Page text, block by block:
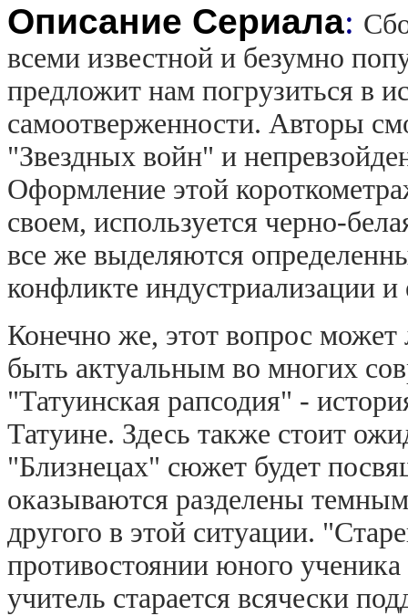
Описание Сериала:
всеми известной и безумно
предложит нам погрузиться в
самоотверженности. Авторы
"Звездных войн" и
Оформление этой
своем, используется черно-
все же выделяются
конфликте индустриализации и
Конечно же, этот вопрос может
быть актуальным во многих
"Татуинская рапсодия" -
Татуине. Здесь также стоит
"Близнецах" сюжет будет
оказываются разделены
другого в этой ситуации.
противостоянии юного
учитель старается всячески